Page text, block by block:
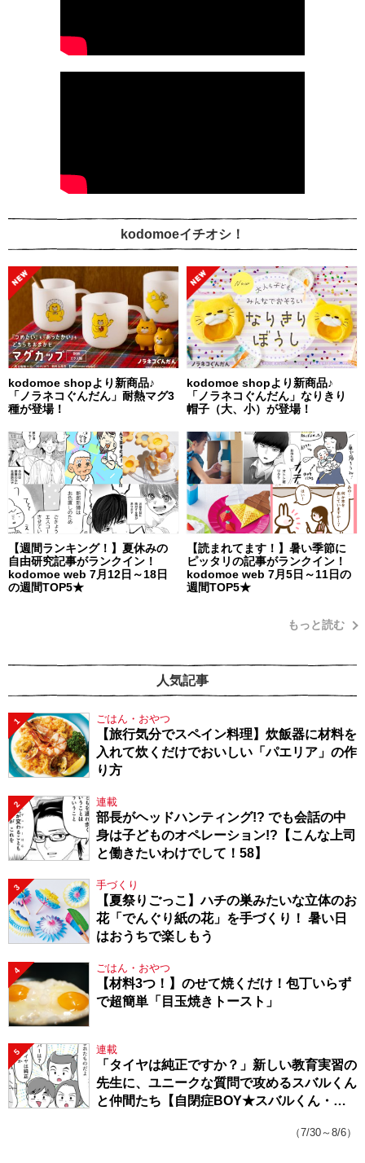
kodomoeイチオシ！
kodomoe shopより新商品♪
「ノラネコぐんだん」耐熱マグ3
種が登場！
kodomoe shopより新商品♪
「ノラネコぐんだん」なりきり
帽子（大、小）が登場！
【週間ランキング！】夏休みの
自由研究記事がランクイン！
kodomoe web 7月12日～18日
の週間TOP5★
【読まれてます！】暑い季節に
ピッタリの記事がランクイン！
kodomoe web 7月5日～11日の
週間TOP5★
もっと読む
人気記事
1 ごはん・おやつ
【旅行気分でスペイン料理】炊飯器に材料を
入れて炊くだけでおいしい「パエリア」の作
り方
2 連載
部長がヘッドハンティング!? でも会話の中
身は子どものオペレーション!?【こんな上司
と働きたいわけでして！58】
3 手づくり
【夏祭りごっこ】ハチの巣みたいな立体のお
花「でんぐり紙の花」を手づくり！ 暑い日
はおうちで楽しもう
4 ごはん・おやつ
【材料3つ！】のせて焼くだけ！包丁いらず
で超簡単「目玉焼きトースト」
5 連載
「タイヤは純正ですか？」新しい教育実習の
先生に、ユニークな質問で攻めるスバルくん
と仲間たち【自閉症BOY★スバルくん・
（7/30～8/6）